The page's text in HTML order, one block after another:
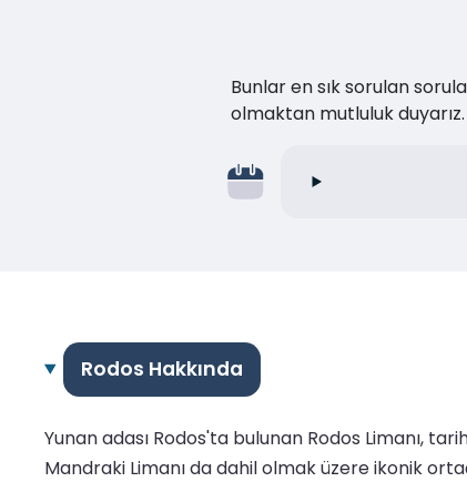
Bunlar en sık sorulan
olmaktan mutluluk duyarız.
Rodos Hakkında
Yunan adası Rodos'ta bulunan Rodos Limanı,
Mandraki Limanı da dahil olmak üzere ikonik